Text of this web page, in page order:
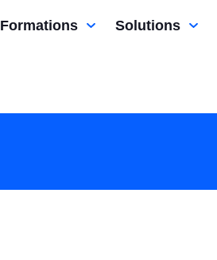
Formations Solutions